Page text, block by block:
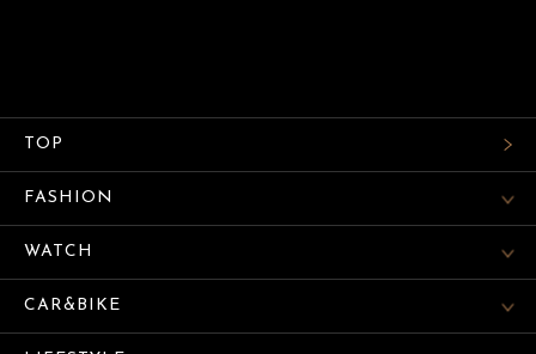
TOP
FASHION
WATCH
CAR&BIKE